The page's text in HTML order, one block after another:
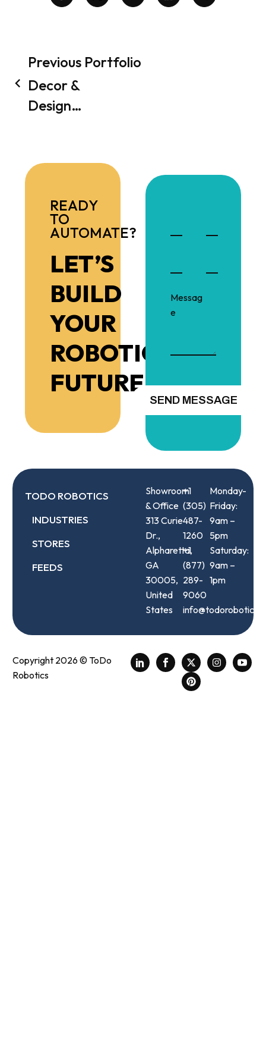
Previous Portfolio
Decor &
Design
Development
READY
TO
AUTOMATE?
LET’S
BUILD
YOUR
ROBOTIC
FUTURE!
TODO ROBOTICS
INDUSTRIES
STORES
FEEDS
Showroom
& Office
313 Curie
Dr.,
Alpharetta,
GA
30005,
United
States
+1
(305)
487-
1260
+1
(877)
289-
9060
Monday-
Friday:
9am –
5pm
Saturday:
9am –
1pm
Copyright 2026 © ToDo
Robotics